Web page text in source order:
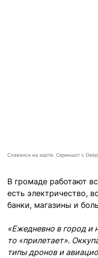
Славянск на карте. Скриншот с
В громаде работают
есть электричество,
банки, магазины и
«Ежедневно в город и
то «прилетает».
типы дронов и